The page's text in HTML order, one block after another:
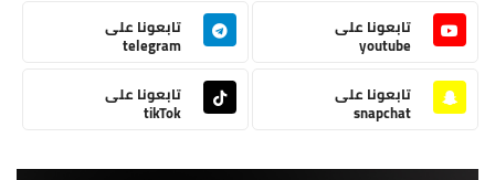
تابعونا على
youtube
تابعونا على
telegram
تابعونا على
snapchat
تابعونا على
tikTok